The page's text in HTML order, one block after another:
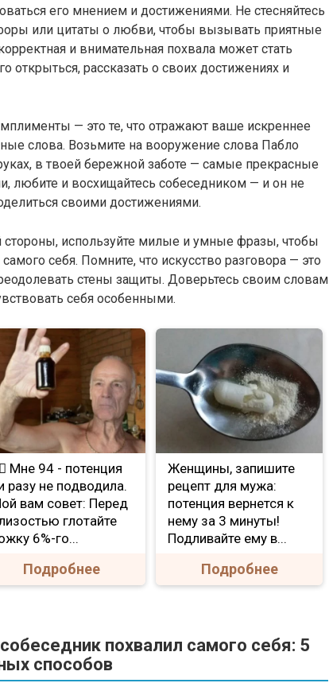
его мнением и достижениями. Не стесняйтесь
или цитаты о любви, чтобы вызывать приятные
и внимательная похвала может стать
открыться, рассказать о своих достижениях и
— это те, что отражают ваше искреннее
слова. Возьмите на вооружение слова Пабло
в твоей бережной заботе — самые прекрасные
любите и восхищайтесь собеседником — и он не
своими достижениями.
стороны, используйте милые и умные фразы, чтобы
себя. Помните, что искусство разговора — это
стены защиты. Доверьтесь своим словам
себя особенными.
Мне 94 - потенция
разу не подводила.
вам совет: Перед
глотайте
6%-го...
Подробнее
Женщины, запишите
рецепт для мужа:
потенция вернется к
нему за 3 минуты!
Подливайте ему в...
Подробнее
похвалил самого себя: 5
способов